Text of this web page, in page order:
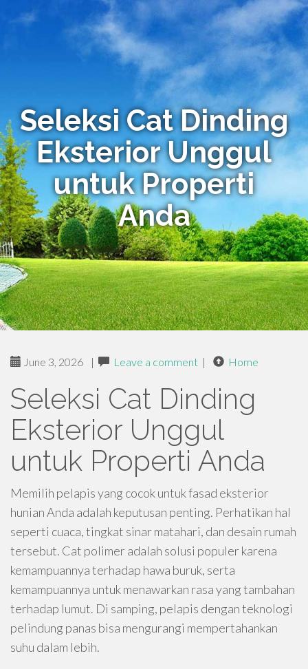
Seleksi Cat Dinding
Eksterior Unggul
untuk Properti
Anda
June 3, 2026 | Leave a comment | Home
Seleksi Cat Dinding
Eksterior Unggul
untuk Properti Anda
Memilih pelapis yang cocok untuk fasad eksterior
hunian Anda adalah keputusan penting. Perhatikan hal
seperti cuaca, tingkat sinar matahari, dan desain rumah
tersebut. Cat polimer adalah solusi populer karena
kemampuannya terhadap hawa buruk, serta
kemampuannya untuk menawarkan rasa yang tambahan
terhadap lumut. Di samping, pelapis dengan teknologi
pelindung panas bisa mengurangi mempertahankan
suhu dalam lebih.